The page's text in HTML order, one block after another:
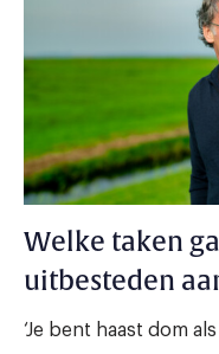
Welke taken
uitbesteden
‘Je bent haast dom